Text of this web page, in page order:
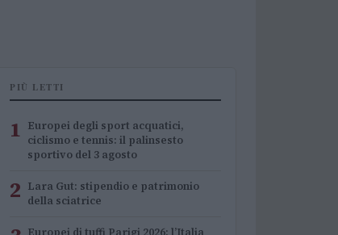
PIÙ LETTI
1 Europei degli sport acquatici,
ciclismo e tennis: il palinsesto
sportivo del 3 agosto
2 Lara Gut: stipendio e patrimonio
della sciatrice
Europei di tuffi Parigi 2026: l’Italia